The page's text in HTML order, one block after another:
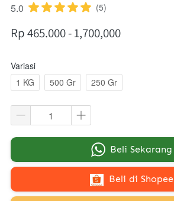
5.0 (5)
Rp 465.000 - 1,700,000
Variasi
1 KG
500 Gr 250 Gr
` Beli Sekarang
` Beli di Shopee